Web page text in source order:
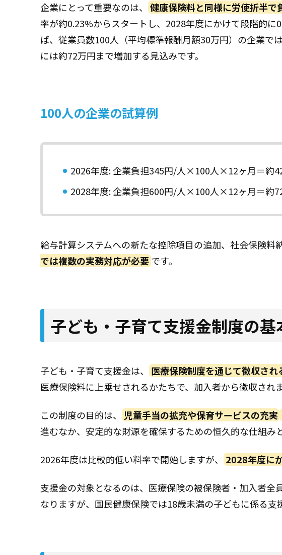
企業にとって重要なのは、 健康保険料と同様に労使折半で
率が約0.23%からスタートし、2028年度にかけて段階的
ば、従業員数100人（平均標準報酬月額30万円）の企業で
には約72万円まで増加する見込みです。
100人の企業の試算例
2026年度: 企業負担345円/人×100人×12ヶ月＝約
2028年度: 企業負担600円/人×100人×12ヶ月＝約
給与計算システムへの新たな控除項目の追加、社会保険料
では複数の実務対応が必要です。
子ども・子育て支援金制度の基
子ども・子育て支援金は、 医療保険制度を通じて徴収され
医療保険料に上乗せされるかたちで、加入者から徴収されま
この制度の目的は、 児童手当の拡充や保育サービスの充実
進むなか、安定的な財源を確保するための恒久的な仕組み
2026年度は比較的低い料率で開始しますが、 2028年度に
支援金の対象となるのは、医療保険の被保険者・加入者
なりますが、国民健康保険では18歳未満の子どもに係る支